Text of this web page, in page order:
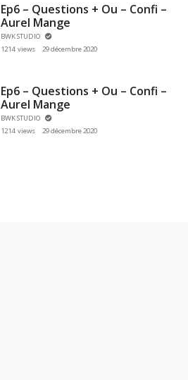
Ep6 – Questions + Ou – Confi –
Aurel Mange
BWK STUDIO
1214 views
29 décembre 2020
Ep6 – Questions + Ou – Confi –
Aurel Mange
BWK STUDIO
1214 views
29 décembre 2020